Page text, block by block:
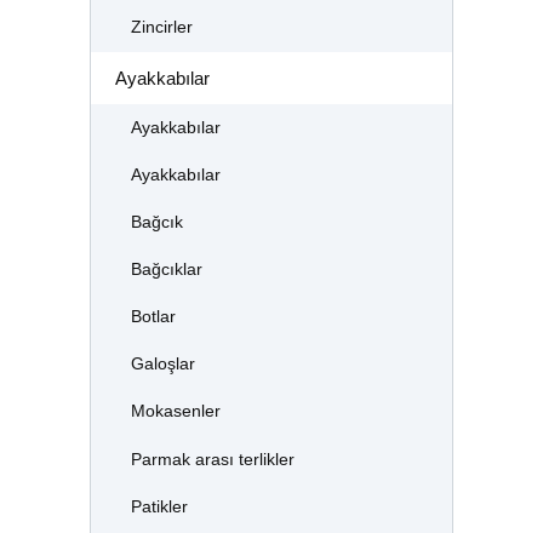
Zincirler
Ayakkabılar
Ayakkabılar
Ayakkabılar
Bağcık
Bağcıklar
Botlar
Galoşlar
Mokasenler
Parmak arası terlikler
Patikler